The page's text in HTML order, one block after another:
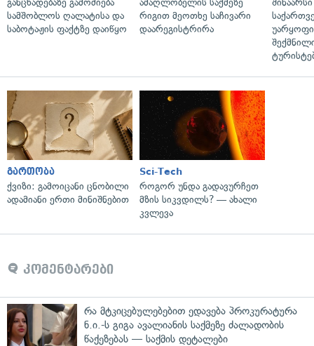
განცხადებაზე გამოძიება
სამშობლოს ღალატისა და
საბოტაჟის ფაქტზე დაიწყო
ამაღლობელის საქმეზე
რიგით მეოთხე საჩივარი
დაარეგისტრირა
გართობა
ქვიზი: გამოიცანი ცნობილი
ადამიანი ერთი მინიშნებით
Sci-Tech
როგორ უნდა გადავურჩეთ
მზის სიკვდილს? — ახალი
კვლევა
კომენტარები
რა მტკიცებულებებით ედავება პროკურატურა
ნ.ი.-ს გიგა ავალიანის საქმეზე ძალადობის
წაქეზებას — საქმის დეტალები